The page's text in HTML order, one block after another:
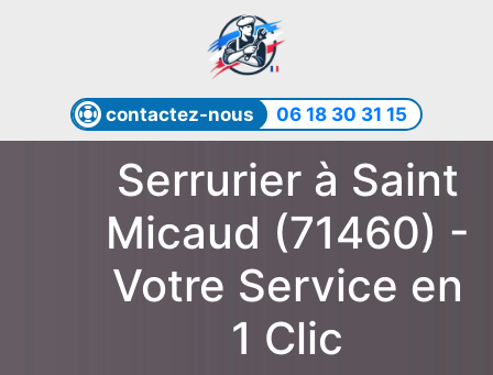
contactez-nous 06 18 30 31 15
Serrurier à Saint
Micaud (71460) -
Votre Service en
1 Clic